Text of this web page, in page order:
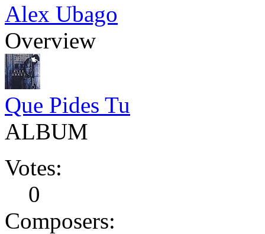
Alex Ubago
Overview
Que Pides Tu
ALBUM
Votes:
0
Composers: